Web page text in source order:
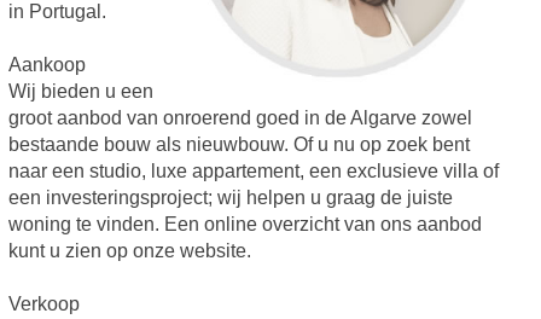
in Portugal.
Aankoop
Wij bieden u een
groot aanbod van onroerend goed in de Algarve zowel
bestaande bouw als nieuwbouw. Of u nu op zoek bent
naar een studio, luxe appartement, een exclusieve villa of
een investeringsproject; wij helpen u graag de juiste
woning te vinden. Een online overzicht van ons aanbod
kunt u zien op onze website.
Verkoop